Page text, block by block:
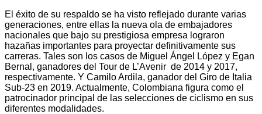
El éxito de su respaldo se ha visto reflejado durante varias
generaciones, entre ellas la nueva ola de embajadores
nacionales que bajo su prestigiosa empresa lograron
hazañas importantes para proyectar definitivamente sus
carreras. Tales son los casos de Miguel Ángel López y Egan
Bernal, ganadores del Tour de L’Avenir de 2014 y 2017,
respectivamente. Y Camilo Ardila, ganador del Giro de Italia
Sub-23 en 2019. Actualmente, Colombiana figura como el
patrocinador principal de las selecciones de ciclismo en sus
diferentes modalidades.